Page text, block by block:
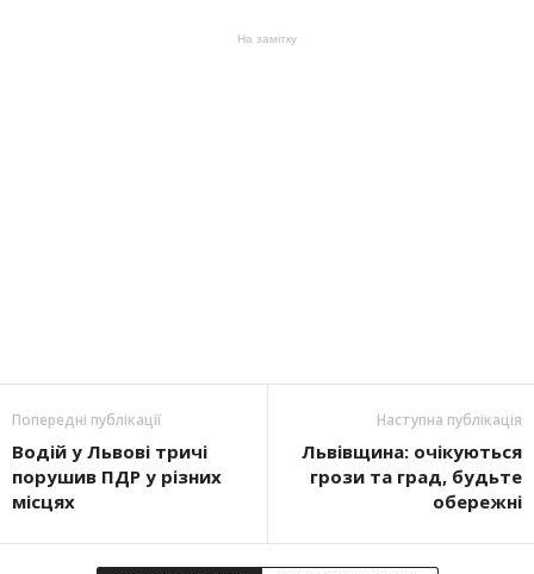
На замітку
Попередні публікації
Водій у Львові тричі
порушив ПДР у різних
місцях
Наступна публікація
Львівщина: очікуються
грози та град, будьте
обережні